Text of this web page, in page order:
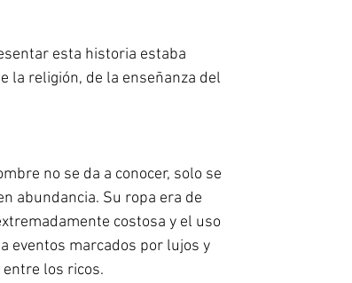
esta historia estaba
la religión, de la enseñanza del
no se da a conocer, solo se
abundancia. Su ropa era de
costosa y el uso
eventos marcados por lujos y
los ricos.